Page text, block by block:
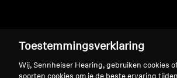
Toestemmingsverklaring
Wij, Sennheiser Hearing, gebruiken cookies